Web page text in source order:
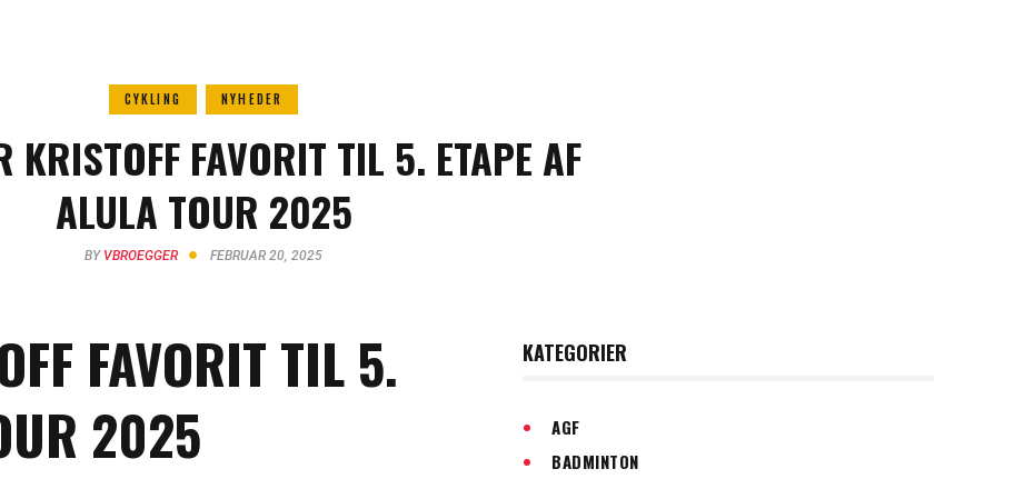
CYKLING NYHEDER
KRISTOFF FAVORIT TIL 5. ETAPE AF
ALULA TOUR 2025
BY VBROEGGER FEBRUAR 20, 2025
FAVORIT TIL 5.
2025
KATEGORIER
AGF
BADMINTON